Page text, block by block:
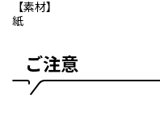
【素材】
紙
ご注意